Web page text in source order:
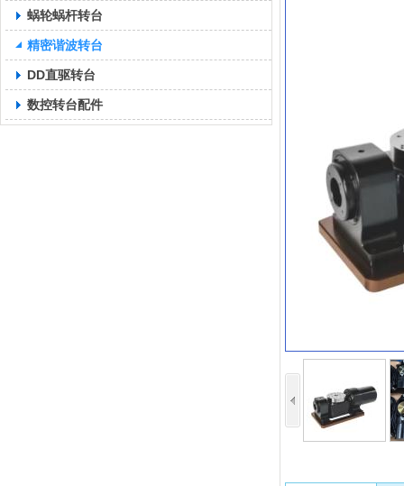
蜗轮蜗杆转台
精密谐波转台
DD直驱转台
数控转台配件